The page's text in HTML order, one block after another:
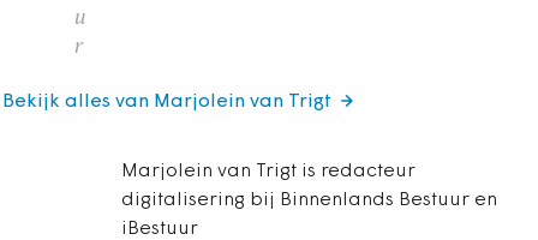
u
r
Marjolein van Trigt is redacteur
digitalisering bij Binnenlands Bestuur en
iBestuur
Bekijk alles van Marjolein van Trigt